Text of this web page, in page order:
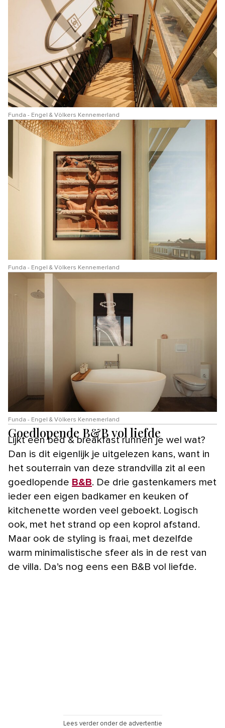
Funda - Engel & Völkers Kennemerland
Funda - Engel & Völkers Kennemerland
Funda - Engel & Völkers Kennemerland
Goedlopende B&B vol liefde
Lijkt een bed & breakfast runnen je wel wat?
Dan is dit eigenlijk je uitgelezen kans, want in
het souterrain van deze strandvilla zit al een
goedlopende B&B. De drie gastenkamers met
ieder een eigen badkamer en keuken of
kitchenette worden veel geboekt. Logisch
ook, met het strand op een koprol afstand.
Maar ook de styling is fraai, met dezelfde
warm minimalistische sfeer als in de rest van
de villa. Da’s nog eens een B&B vol liefde.
Lees verder onder de advertentie